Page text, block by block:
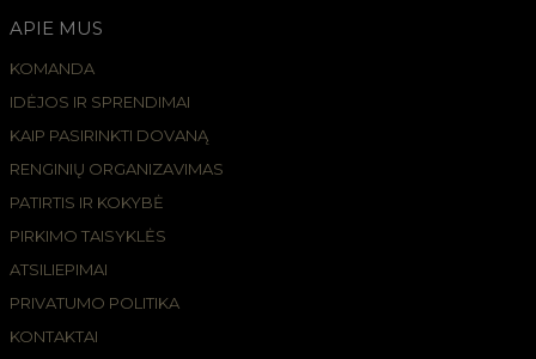
APIE MUS
KOMANDA
IDĖJOS IR SPRENDIMAI
KAIP PASIRINKTI DOVANĄ
RENGINIŲ ORGANIZAVIMAS
PATIRTIS IR KOKYBĖ
PIRKIMO TAISYKLĖS
ATSILIEPIMAI
PRIVATUMO POLITIKA
KONTAKTAI